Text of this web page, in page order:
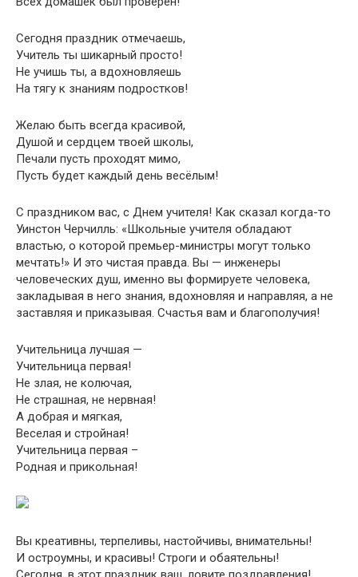
Сегодня праздник отмечаешь,
Учитель ты шикарный просто!
Не учишь ты, а вдохновляешь
На тягу к знаниям подростков!
Желаю быть всегда красивой,
Душой и сердцем твоей школы,
Печали пусть проходят мимо,
Пусть будет каждый день весёлым!
С праздником вас, с Днем учителя! Как сказал когда-то
Уинстон Черчилль: «Школьные учителя обладают
властью, о которой премьер-министры могут только
мечтать!» И это чистая правда. Вы — инженеры
человеческих душ, именно вы формируете человека,
закладывая в него знания, вдохновляя и направляя, а не
заставляя и приказывая. Счастья вам и благополучия!
Учительница лучшая —
Учительница первая!
Не злая, не колючая,
Не страшная, не нервная!
А добрая и мягкая,
Веселая и стройная!
Учительница первая –
Родная и прикольная!
Вы креативны, терпеливы, настойчивы, внимательны!
И остроумны, и красивы! Строги и обаятельны!